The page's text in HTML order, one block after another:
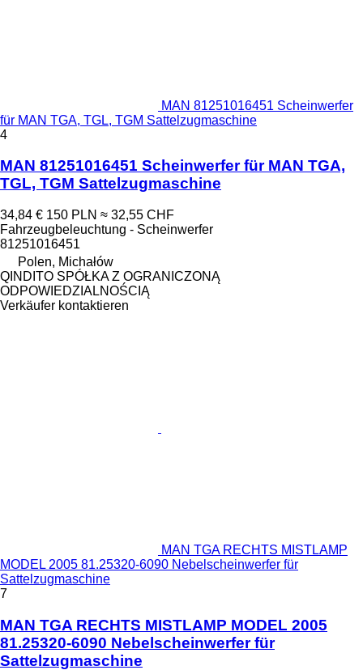
MAN 81251016451 Scheinwerfer
für MAN TGA, TGL, TGM Sattelzugmaschine
4
MAN 81251016451 Scheinwerfer für MAN TGA,
TGL, TGM Sattelzugmaschine
34,84 € 150 PLN ≈ 32,55 CHF
Fahrzeugbeleuchtung - Scheinwerfer
81251016451
Polen, Michałów
QINDITO SPÓŁKA Z OGRANICZONĄ
ODPOWIEDZIALNOŚCIĄ
Verkäufer kontaktieren
MAN TGA RECHTS MISTLAMP
MODEL 2005 81.25320-6090 Nebelscheinwerfer für
Sattelzugmaschine
7
MAN TGA RECHTS MISTLAMP MODEL 2005
81.25320-6090 Nebelscheinwerfer für
Sattelzugmaschine